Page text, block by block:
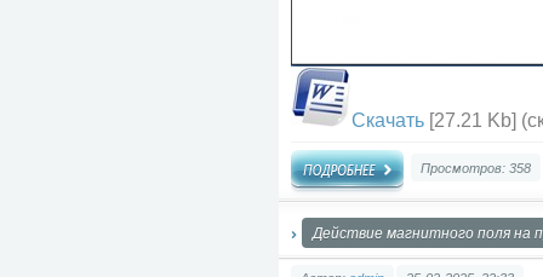
Скачать [27.21 Kb]
Просмотров: 358
Действие магнитного поля на